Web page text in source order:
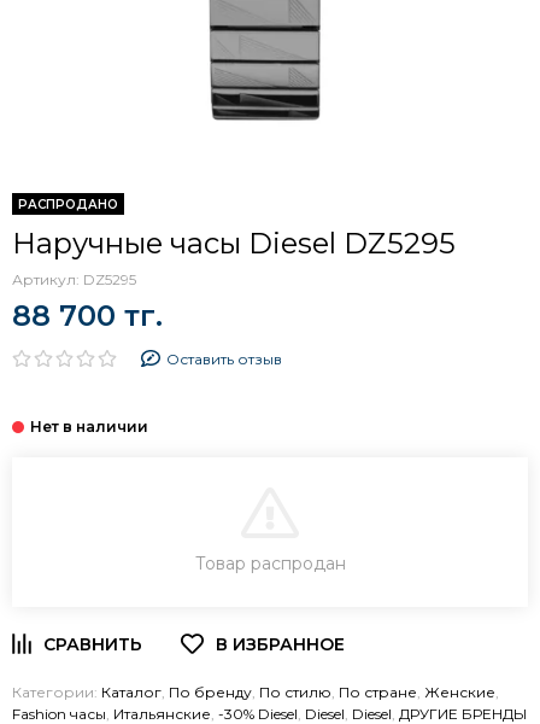
РАСПРОДАНО
Наручные часы Diesel DZ5295
Артикул: DZ5295
88 700 тг.
Оставить отзыв
ЗАКАЗ В ОДИН КЛИК
Товар распродан
Категории: Каталог По бренду По стилю По стране Женские
Fashion часы Итальянские -30% Diesel Diesel Diesel ДРУГИЕ БРЕНДЫ